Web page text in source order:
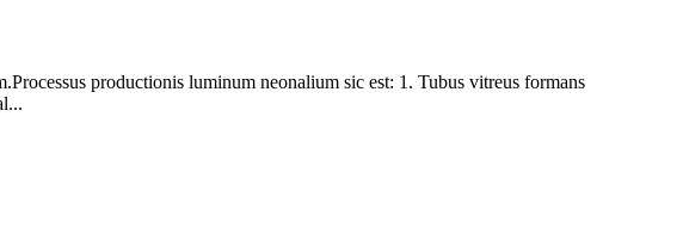
productionis luminum neonalium sic est: 1. Tubus vitreus formans